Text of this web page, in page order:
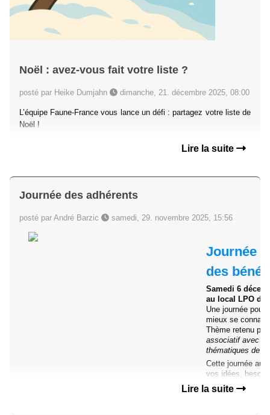
Noël : avez-vous fait votre liste ?
posté par Heike Dumjahn dimanche, 21. décembre 2025, 08:00
L’équipe Faune-France vous lance un défi : partagez votre liste de
Noël !
Lire la suite
Journée des adhérents
posté par André Barzic samedi, 29. novembre 2025, 15:56
Journée
des
Samedi 6
au local LPO de
Une journée pour
mieux se
Thème retenu
associatif avec
thématiques de
Cette journée
vos idées,
Lire la suite